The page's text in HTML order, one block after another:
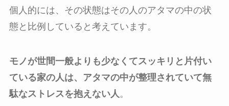
個人的には、その状態はその人のアタマの中の状
態と比例していると考えています。
モノが世間一般よりも少なくてスッキリと片付い
ている家の人は、アタマの中が整理されていて無
駄なストレスを抱えない人 。